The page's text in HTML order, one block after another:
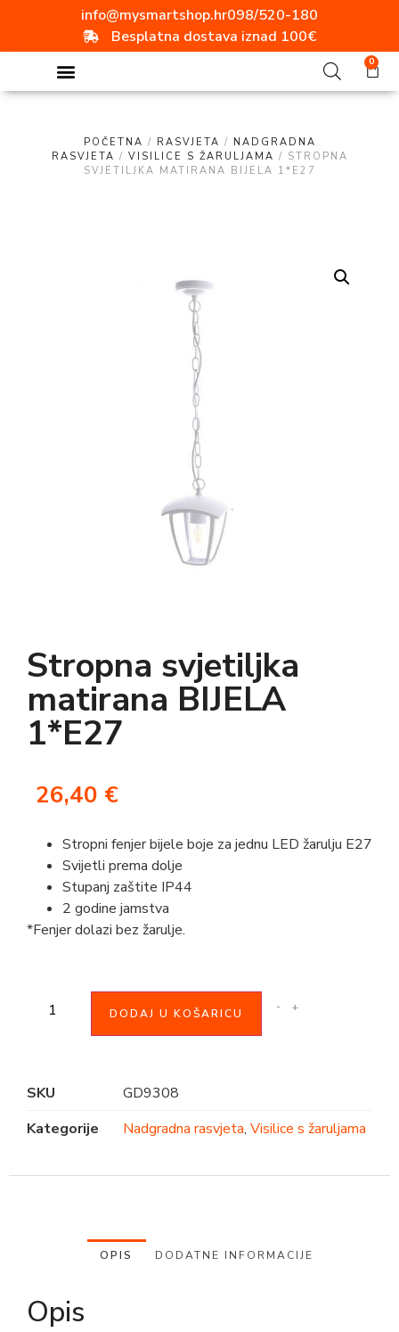
info@mysmartshop.hr098/520-180
Besplatna dostava iznad 100€
0
POČETNA / RASVJETA / NADGRADNA
RASVJETA / VISILICE S ŽARULJAMA / STROPNA
SVJETILJKA MATIRANA BIJELA 1*E27
Stropna svjetiljka
matirana BIJELA
1*E27
26,40 €
Stropni fenjer bijele boje za jednu LED žarulju E27
Svijetli prema dolje
Stupanj zaštite IP44
2 godine jamstva
*Fenjer dolazi bez žarulje.
- +
DODAJ U KOŠARICU
SKU
GD9308
Kategorije
Nadgradna rasvjeta, Visilice s žaruljama
OPIS DODATNE INFORMACIJE
Opis